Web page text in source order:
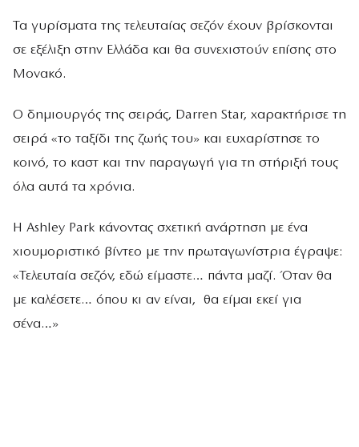
Τα γυρίσματα της τελευταίας σεζόν έχουν βρίσκονται
σε εξέλιξη στην Ελλάδα και θα συνεχιστούν επίσης στο
Μονακό.
Ο δημιουργός της σειράς, Darren Star, χαρακτήρισε τη
σειρά «το ταξίδι της ζωής του» και ευχαρίστησε το
κοινό, το καστ και την παραγωγή για τη στήριξή τους
όλα αυτά τα χρόνια.
Η Ashley Park κάνοντας σχετική ανάρτηση με ένα
χιουμοριστικό βίντεο με την πρωταγωνίστρια έγραψε:
«Τελευταία σεζόν, εδώ είμαστε… πάντα μαζί. Όταν θα
με καλέσετε… όπου κι αν είναι, θα είμαι εκεί για
σένα…»